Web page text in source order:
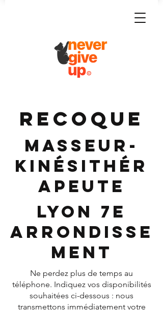
RECOQUE
Masseur-
Kinésithér
apeute
Lyon 7e
Arrondisse
ment
Ne perdez plus de temps au
téléphone. Indiquez vos disponibilités
souhaitées ci-dessous : nous
transmettons immédiatement votre